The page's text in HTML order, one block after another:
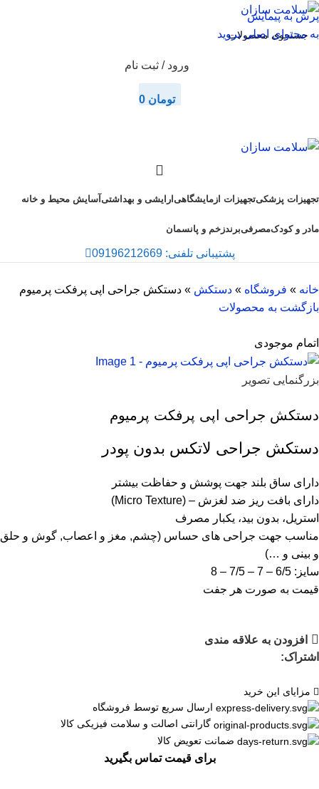
پرش به پیمایش
به محتوای اصلی بروید
ورود / ثبت نام
تومان 0
تجهیزات پزشکیتجهیزات ازمایشگاهیارایشی و بهداشتیآسایش محیط و خانه
مادر و کودکمصرفیبرندزخم و پانسمان
پشتیبانی تلفنی: 09196212669
خانه » فروشگاه » دستکش » دستکش جراحی اپی پرفکت پرمیوم
بازگشت به محصولات
اتمام موجودی
بزرگنمایی تصویر
دستکش جراحی اپی پرفکت پرمیوم
دستکش جراحی لاتکس بدون پودر
دارای ساق بلند جهت پوشش و حفاظت بیشتر
دارای بافت ریز ضد لغزش – (Micro Texture)
استریل، بدون بید، یکبار مصرف
مناسب جهت جراحی های حساس (چشم, مغز و اعصاب, گوش و حلق
و بینی و …)
سایز: 6/5 – 7 – 7/5 – 8
قیمت به صورت هر جفت
افزودن به علاقه مندی
اشتراک:
مزایای این خرید
ارسال سریع توسط فروشگاه
گارانتی اصالت و سلامت فیزیکی کالا
ضمانت تعویض کالا
برای قیمت تماس بگیرید